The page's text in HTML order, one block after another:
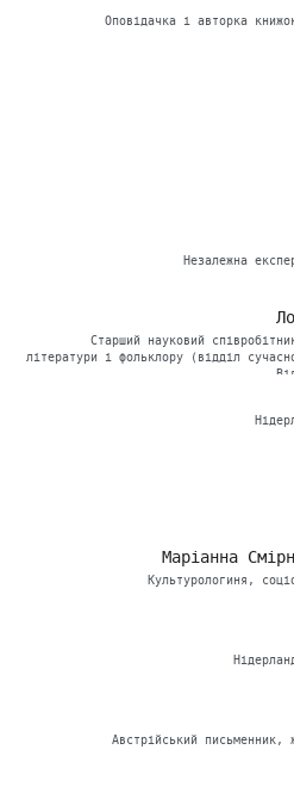
Оповідачка і авторка
Незалежна
Старший науковий
літератури і фольклору (відділ
Маріанна
Культурологиня,
Австрійський письменник,